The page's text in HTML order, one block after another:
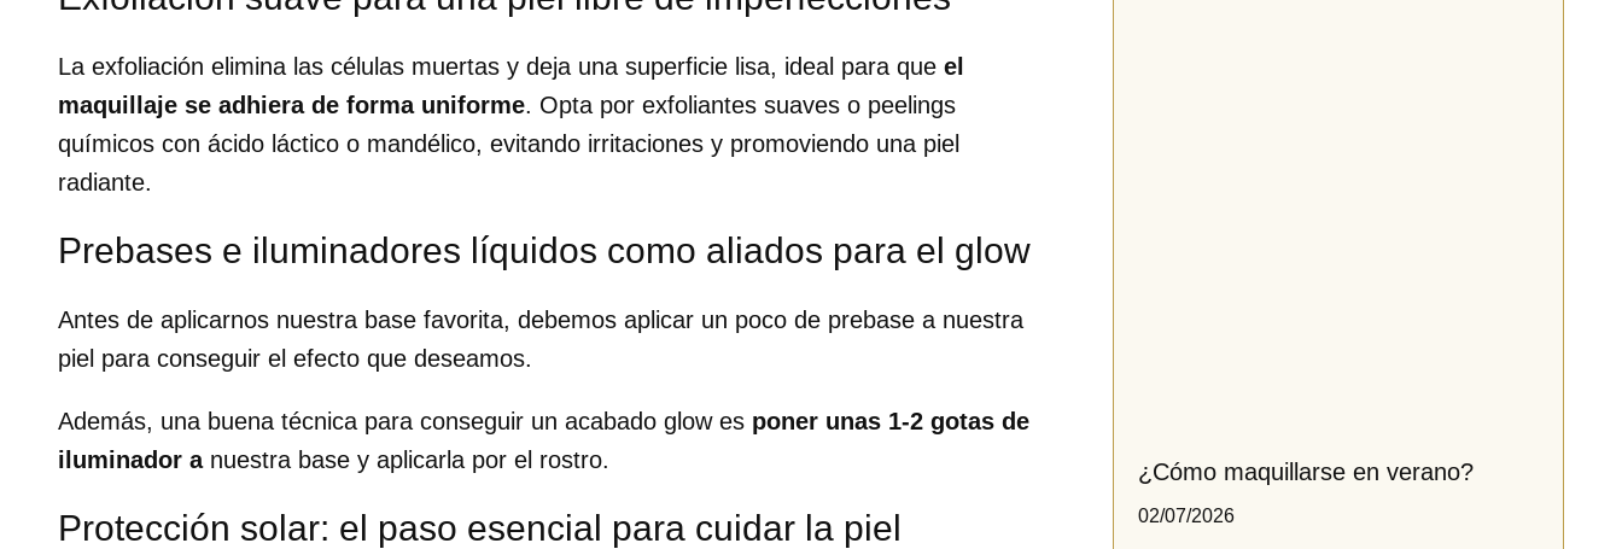
La exfoliación elimina las células muertas y deja una superficie lisa, ideal para que el
maquillaje se adhiera de forma uniforme. Opta por exfoliantes suaves o peelings
químicos con ácido láctico o mandélico, evitando irritaciones y promoviendo una piel
radiante.
Prebases e iluminadores líquidos como aliados para el glow
Antes de aplicarnos nuestra base favorita, debemos aplicar un poco de prebase a nuestra
piel para conseguir el efecto que deseamos.
Además, una buena técnica para conseguir un acabado glow es poner unas 1-2 gotas de
iluminador anuestra base y aplicarla por el rostro.
Protección solar: el paso esencial para cuidar la piel
¿Cómo maquillarse en verano?
02/07/2026